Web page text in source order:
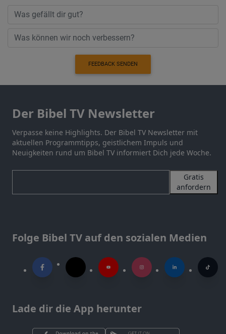
FEEDBACK SENDEN
Der Bibel TV Newsletter
Verpasse keine Highlights. Der Bibel TV Newsletter mit
aktuellen Programmtipps, geistlichem Impuls und
Neuigkeiten rund um Bibel TV informiert Dich jede Woche.
Gratis
anfordern
Folge Bibel TV auf den sozialen Medien
Lade dir die App herunter